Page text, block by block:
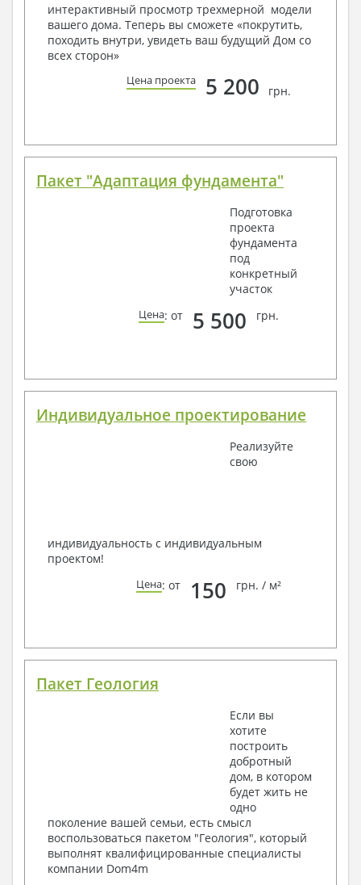
Получить профессиональную консультацию у
наших специалистов, Вы можете любым
способом связи: закажите обратный звонок,
по viber, e-mail, телефон -
интерактивный просмотр трехмерной модели
вашего дома. Теперь вы сможете «покрутить,
походить внутри, увидеть ваш будущий Дом со
всех сторон»
Цена проекта 5 200 грн.
Пакет "Адаптация фундамента"
Подготовка
проекта
фундамента
под
конкретный
участок
Цена: от 5 500 грн.
Индивидуальное проектирование
Реализуйте
свою
индивидуальность с индивидуальным
проектом!
Цена: от 150 грн. / м²
Пакет Геология
Если вы
хотите
построить
добротный
дом, в котором
будет жить не
одно
поколение вашей семьи, есть смысл
воспользоваться пакетом "Геология", который
выполнят квалифицированные специалисты
компании Dom4m